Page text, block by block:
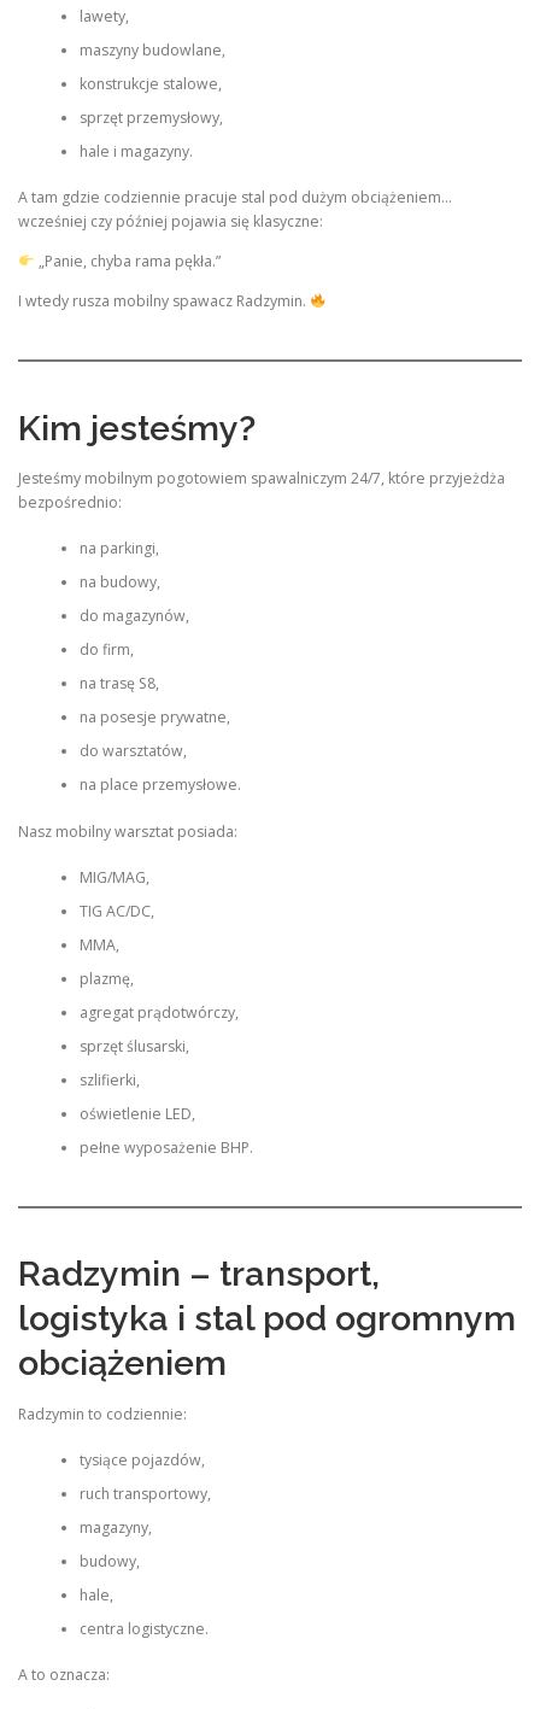
lawety,
maszyny budowlane,
konstrukcje stalowe,
sprzęt przemysłowy,
hale i magazyny.
A tam gdzie codziennie pracuje stal pod dużym obciążeniem…
wcześniej czy później pojawia się klasyczne:
„Panie, chyba rama pękła.”
I wtedy rusza mobilny spawacz Radzymin.
Kim jesteśmy?
Jesteśmy mobilnym pogotowiem spawalniczym 24/7, które przyjeżdża
bezpośrednio:
na parkingi,
na budowy,
do magazynów,
do firm,
na trasę S8,
na posesje prywatne,
do warsztatów,
na place przemysłowe.
Nasz mobilny warsztat posiada:
MIG/MAG,
TIG AC/DC,
MMA,
plazmę,
agregat prądotwórczy,
sprzęt ślusarski,
szlifierki,
oświetlenie LED,
pełne wyposażenie BHP.
Radzymin – transport,
logistyka i stal pod ogromnym
obciążeniem
Radzymin to codziennie:
tysiące pojazdów,
ruch transportowy,
magazyny,
budowy,
hale,
centra logistyczne.
A to oznacza: